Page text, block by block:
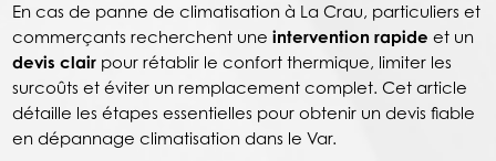
En cas de panne de climatisation à La Crau, particuliers et
commerçants recherchent uneintervention rapide et un
devis clair pour rétablir le confort thermique, limiter les
surcoûts et éviter un remplacement complet. Cet article
détaille les étapes essentielles pour obtenir un devis fiable
en dépannage climatisation dans le Var.